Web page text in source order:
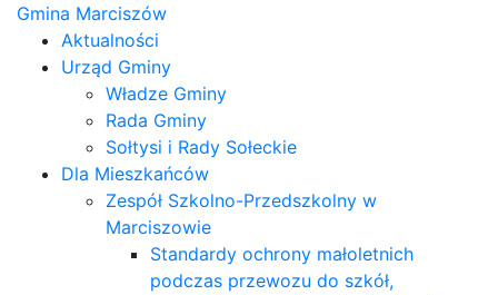
Gmina Marciszów
Aktualności
Urząd Gminy
Władze Gminy
Rada Gminy
Sołtysi i Rady Sołeckie
Dla Mieszkańców
Zespół Szkolno-Przedszkolny w
Marciszowie
Standardy ochrony małoletnich
podczas przewozu do szkół,